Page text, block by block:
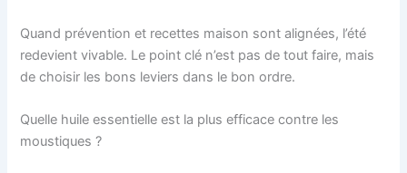
Quand prévention et recettes maison sont alignées, l’été
redevient vivable. Le point clé n’est pas de tout faire, mais
de choisir les bons leviers dans le bon ordre.
Quelle huile essentielle est la plus efficace contre les
moustiques ?